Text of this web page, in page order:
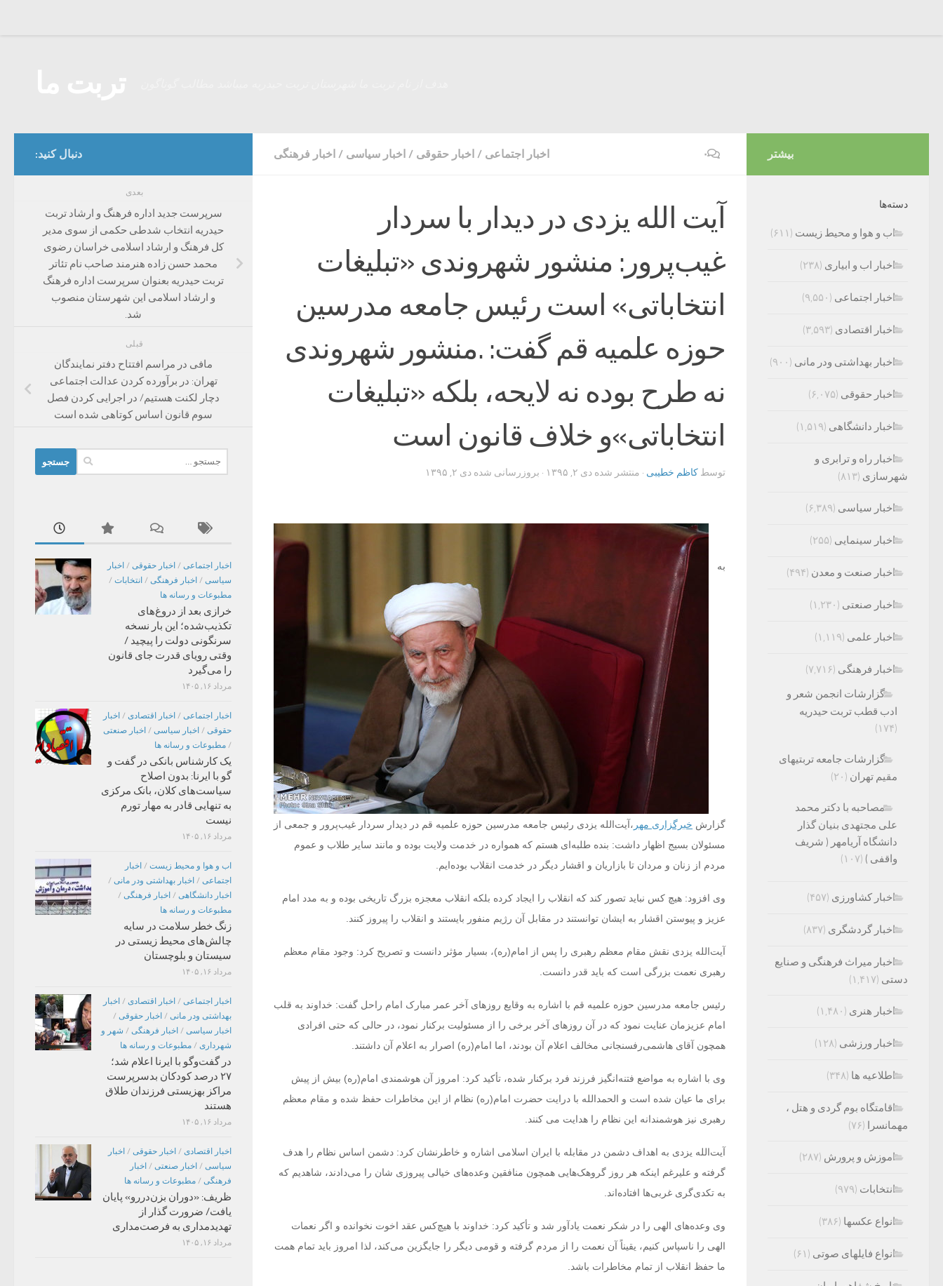
اخبار اجتماعی / اخبار حقوقی / اخبار سیاسی / اخبار فرهنگی ۰
آیت الله یزدی در دیدار با سردار
غیب‌پرور: منشور شهروندی «تبلیغات
انتخاباتی» است رئیس جامعه مدرسین
حوزه علمیه قم گفت: .منشور شهروندی
نه طرح بوده نه لایحه، بلکه «تبلیغات
انتخاباتی»و خلاف قانون است
توسط کاظم خطیبی · منتشر شده دی ۲, ۱۳۹۵ · بروزرسانی شده دی ۲, ۱۳۹۵
به
گزارش خبرگزاری مهر ،آیت‌الله یزدی رئیس جامعه مدرسین حوزه علمیه قم در دیدار سردار غیب‌پرور و جمعی از
مسئولان بسیج اظهار داشت: بنده طلبه‌ای هستم که همواره در خدمت ولایت بوده و مانند سایر طلاب و عموم
مردم از زنان و مردان تا بازاریان و اقشار دیگر در خدمت انقلاب بوده‌ایم.
وی افزود: هیچ کس نباید تصور کند که انقلاب را ایجاد کرده بلکه انقلاب معجزه بزرگ تاریخی بوده و به مدد امام
عزیز و پیوستن اقشار به ایشان توانستند در مقابل آن رژیم منفور بایستند و انقلاب را پیروز کنند.
آیت‌الله یزدی نقش مقام معظم رهبری را پس از امام(ره)، بسیار مؤثر دانست و تصریح کرد: وجود مقام معظم
رهبری نعمت بزرگی است که باید قدر دانست.
رئیس جامعه مدرسین حوزه علمیه قم با اشاره به وقایع روزهای آخر عمر مبارک امام راحل گفت: خداوند به قلب
امام عزیزمان عنایت نمود که در آن روزهای آخر برخی را از مسئولیت برکنار نمود، در حالی که حتی افرادی
همچون آقای هاشمی‌رفسنجانی مخالف اعلام آن بودند، اما امام(ره) اصرار به اعلام آن داشتند.
وی با اشاره به مواضع فتنه‌انگیز فرزند فرد برکنار شده، تأکید کرد: امروز آن هوشمندی امام(ره) بیش از پیش
برای ما عیان شده است و الحمدالله با درایت حضرت امام(ره) نظام از این مخاطرات حفظ شده و مقام معظم
رهبری نیز هوشمندانه این نظام را هدایت می کنند.
آیت‌الله یزدی به اهداف دشمن در مقابله با ایران اسلامی اشاره و خاطرنشان کرد: دشمن اساس نظام را هدف
گرفته و علیرغم اینکه هر روز گروهک‌هایی همچون منافقین وعده‌های خیالی پیروزی شان را می‌دادند، شاهدیم که
به تکدی‌گری غربی‌ها افتاده‌اند.
وی وعده‌های الهی را در شکر نعمت یادآور شد و تأکید کرد: خداوند با هیچ‌کس عقد اخوت نخوانده و اگر نعمات
الهی را ناسپاس کنیم، یقیناً آن نعمت را از مردم گرفته و قومی دیگر را جایگزین می‌کند، لذا امروز باید تمام همت
ما حفظ انقلاب از تمام مخاطرات باشد.
دنبال کنید:
بعدی
سرپرست جدید اداره فرهنگ و ارشاد تربت
حیدریه انتخاب شدطی حکمی از سوی مدیر
کل فرهنگ و ارشاد اسلامی خراسان رضوی
محمد حسن زاده هنرمند صاحب نام تئاتر
تربت حیدریه بعنوان سرپرست اداره فرهنگ
و ارشاد اسلامی این شهرستان منصوب
شد.
قبلی
مافی در مراسم افتتاح دفتر نمایندگان
تهران: در برآورده کردن عدالت اجتماعی
دچار لکنت هستیم/ در اجرایی کردن فصل
سوم قانون اساس کوتاهی شده است
برای:
اخبار اجتماعی / اخبار حقوقی / اخبار
سیاسی / اخبار فرهنگی / انتخابات /
مطبوعات و رسانه ها
خرازی بعد از دروغ‌های
تکذیب‌شده؛ این بار نسخه
سرنگونی دولت را پیچید /
وقتی رویای قدرت جای قانون
را می‌گیرد
مرداد ۱۶, ۱۴۰۵
اخبار اجتماعی / اخبار اقتصادی / اخبار
حقوقی / اخبار سیاسی / اخبار صنعتی
/ مطبوعات و رسانه ها
یک کارشناس بانکی در گفت و
گو با ایرنا: بدون اصلاح
سیاست‌های کلان، بانک مرکزی
به تنهایی قادر به مهار تورم
نیست
مرداد ۱۶, ۱۴۰۵
اب و هوا و محیط زیست / اخبار
اجتماعی / اخبار بهداشتی ودر مانی /
اخبار دانشگاهی / اخبار فرهنگی /
مطبوعات و رسانه ها
زنگ خطر سلامت در سایه
چالش‌های محیط زیستی در
سیستان و بلوچستان
مرداد ۱۶, ۱۴۰۵
اخبار اجتماعی / اخبار اقتصادی / اخبار
بهداشتی ودر مانی / اخبار حقوقی /
اخبار سیاسی / اخبار فرهنگی / شهر و
شهرداری / مطبوعات و رسانه ها
در گفت‌وگو با ایرنا اعلام شد؛
۲۷ درصد کودکان بدسرپرست
مراکز بهزیستی فرزندان طلاق
هستند
مرداد ۱۶, ۱۴۰۵
اخبار اقتصادی / اخبار حقوقی / اخبار
سیاسی / اخبار صنعتی / اخبار
فرهنگی / مطبوعات و رسانه ها
ظریف: «دوران بزن‌دررو» پایان
یافت/ ضرورت گذار از
تهدیدمداری به فرصت‌مداری
مرداد ۱۶, ۱۴۰۵
بیشتر
دسته‌ها
اب و هوا و محیط زیست (۶۱۱)
اخبار اب و ابیاری (۲۳۸)
اخبار اجتماعی (۹,۵۵۰)
اخبار اقتصادی (۳,۵۹۳)
اخبار بهداشتی ودر مانی (۹۰۰)
اخبار حقوقی (۶,۰۷۵)
اخبار دانشگاهی (۱,۵۱۹)
اخبار راه و ترابری و
شهرسازی (۸۱۳)
اخبار سیاسی (۶,۳۸۹)
اخبار سینمایی (۲۵۵)
اخبار صنعت و معدن (۴۹۴)
اخبار صنعتی (۱,۲۳۰)
اخبار علمی (۱,۱۱۹)
اخبار فرهنگی (۷,۷۱۶)
گزارشات انجمن شعر و
ادب قطب تربت حیدریه
(۱۷۴)
گزارشات جامعه تربتیهای
مقیم تهران (۲۰)
مصاحبه با دکتر محمد
علی مجتهدی بنیان گذار
دانشگاه آریامهر ( شریف
واقفی ) (۱۰۷)
اخبار کشاورزی (۴۵۷)
اخبار گردشگری (۸۳۷)
اخبار میراث فرهنگی و صنایع
دستی (۱,۴۱۷)
اخبار هنری (۱,۴۸۰)
اخبار ورزشی (۱۲۸)
اطلاعیه ها (۳۴۸)
اقامتگاه بوم گردی و هتل ،
مهمانسرا (۷۶)
اموزش و پرورش (۲۸۷)
انتخابات (۹۷۹)
انواع عکسها (۳۸۶)
انواع فایلهای صوتی (۶۱)